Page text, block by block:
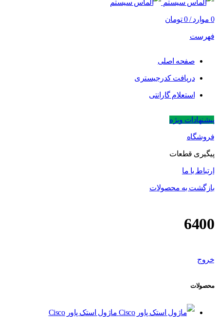
0 موارد /
0 تومان
فهرست
صفحه اصلی
دریافت کدرجیستری
استعلام گارانتی
پیشنهادات ویژه
فروشگاه
پیگیری قطعات
ارتباط با ما
بازگشت به محصولات
6400
خروج
محصولات
ماژول استک پاور Cisco